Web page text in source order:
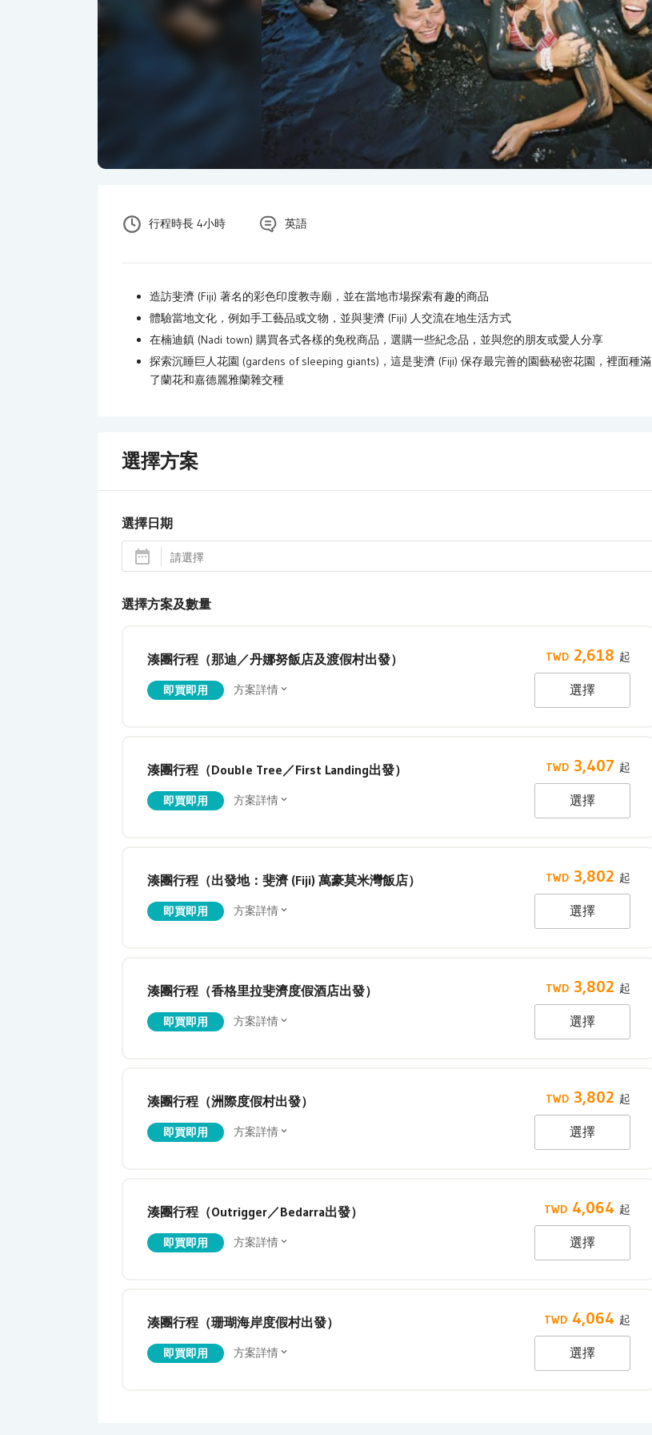
行程時長 4小時 英語
造訪斐濟 (Fiji) 著名的彩色印度教寺廟，並在當地市場探索有趣的商品
體驗當地文化，例如手工藝品或文物，並與斐濟 (Fiji) 人交流在地生活方式
在楠迪鎮 (Nadi town) 購買各式各樣的免稅商品，選購一些紀念品，並與您的朋友或愛人分享
探索沉睡巨人花園 (gardens of sleeping giants)，這是斐濟 (Fiji) 保存最完善的園藝秘密花園，裡面種滿
了蘭花和嘉德麗雅蘭雜交種
選擇方案
選擇日期
選擇方案及數量
湊團行程（那迪／丹娜努飯店及渡假村出發）
即買即用 方案詳情
2,618
選擇
湊團行程（Double Tree／First Landing出發）
即買即用 方案詳情
3,407
選擇
湊團行程（出發地：斐濟 (Fiji) 萬豪莫米灣飯店）
即買即用 方案詳情
3,802
選擇
湊團行程（香格里拉斐濟度假酒店出發）
即買即用 方案詳情
3,802
選擇
湊團行程（洲際度假村出發）
即買即用 方案詳情
3,802
選擇
湊團行程（Outrigger／Bedarra出發）
即買即用 方案詳情
4,064
選擇
湊團行程（珊瑚海岸度假村出發）
即買即用 方案詳情
4,064
選擇